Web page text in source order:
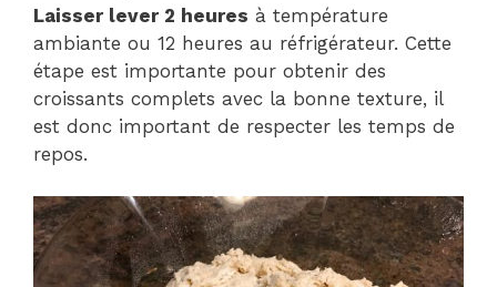
Laisser lever 2 heures à température
ambiante ou 12 heures au réfrigérateur. Cette
étape est importante pour obtenir des
croissants complets avec la bonne texture, il
est donc important de respecter les temps de
repos.